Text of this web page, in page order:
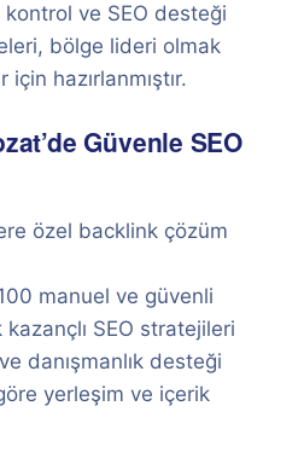
kontrol ve SEO desteği
bölge lideri olmak
hazırlanmıştır.
Güvenle SEO
özel backlink çözüm
manuel ve güvenli
SEO stratejileri
danışmanlık desteği
yerleşim ve içerik